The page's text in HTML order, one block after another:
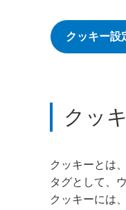
クッキー設
クッ
クッキーとは
タグとして、
クッキーには